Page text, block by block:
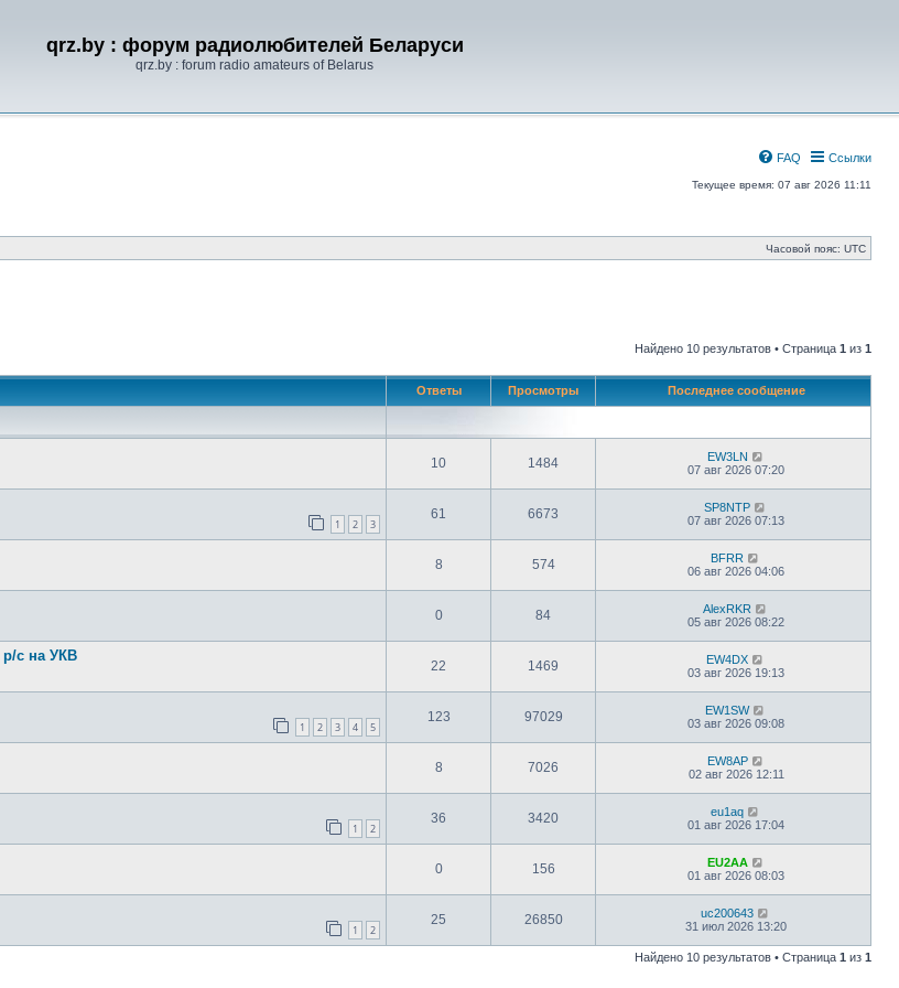
qrz.by : форум радиолюбителей Беларуси
qrz.by : forum radio amateurs of Belarus
Ссылки
FAQ
Текущее время: 07 авг 2026 11:11
Часовой пояс: UTC
Найдено 10 результатов • Страница 1 из 1
Ответы Просмотры Последнее сообщение
10 1484
EW3LN
07 авг 2026 07:20
1 2 3
61 6673
SP8NTP
07 авг 2026 07:13
8 574
BFRR
06 авг 2026 04:06
0 84
AlexRKR
05 авг 2026 08:22
с на УКВ
22 1469
EW4DX
03 авг 2026 19:13
1 2 3 4 5
123 97029
EW1SW
03 авг 2026 09:08
8 7026
EW8AP
02 авг 2026 12:11
1 2
36 3420
eu1aq
01 авг 2026 17:04
0 156
EU2AA
01 авг 2026 08:03
1 2
25 26850
uc200643
31 июл 2026 13:20
Найдено 10 результатов • Страница 1 из 1